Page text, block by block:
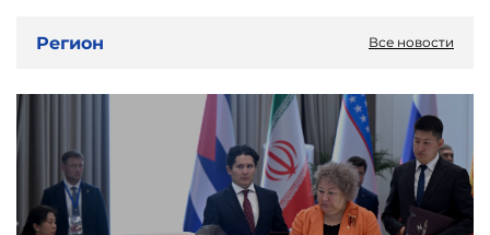
Регион Все новости